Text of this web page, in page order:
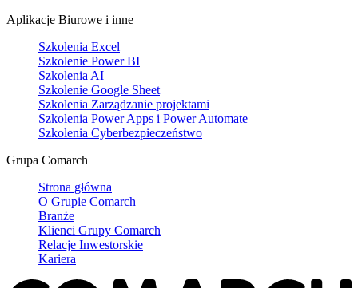
Aplikacje Biurowe i inne
Szkolenia Excel
Szkolenie Power BI
Szkolenia AI
Szkolenie Google Sheet
Szkolenia Zarządzanie projektami
Szkolenia Power Apps i Power Automate
Szkolenia Cyberbezpieczeństwo
Grupa Comarch
Strona główna
O Grupie Comarch
Branże
Klienci Grupy Comarch
Relacje Inwestorskie
Kariera